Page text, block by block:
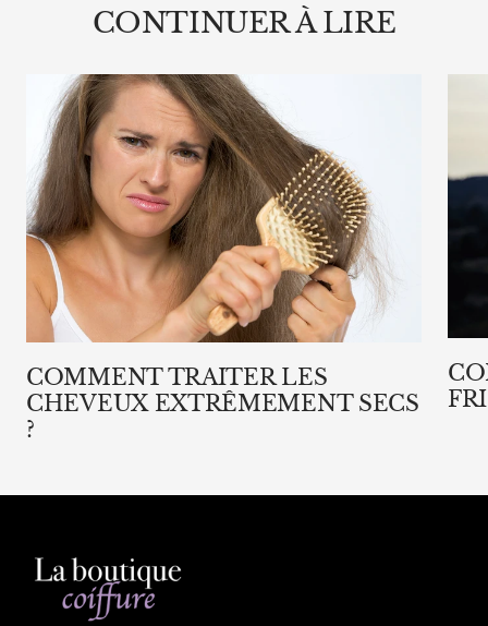
CONTINUER À LIRE
COMMENT TRAITER LES
CHEVEUX EXTRÊMEMENT SECS
?